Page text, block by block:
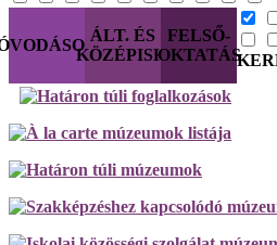
ÁLT. ÉS
KÖZÉPISK.
FELSŐ-
OKTATÁS